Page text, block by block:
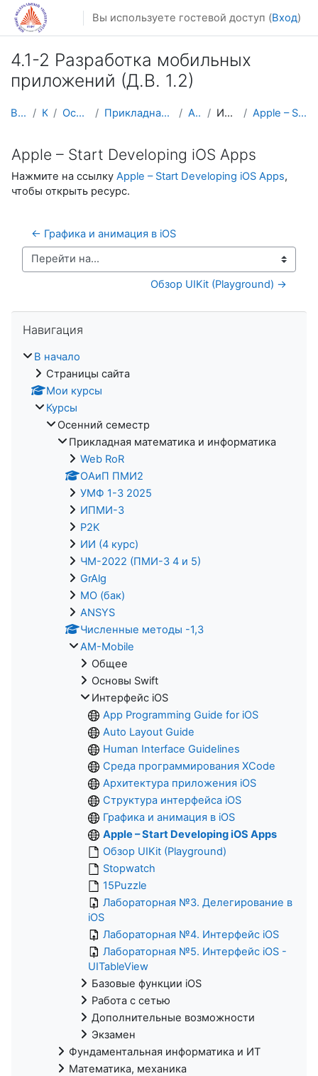
Перейти к основному содержанию
Вы используете гостевой доступ (Вход)
4.1-2 Разработка мобильных
приложений (Д.В. 1.2)
В начало Курсы Осенний семестр Прикладная математика и информатика AM-Mobile Интерфейс iOS Apple – Start Developing iOS Apps
Apple – Start Developing iOS Apps
Нажмите на ссылку Apple – Start Developing iOS Apps,
чтобы открыть ресурс.
← Графика и анимация в iOS
Перейти на...
Обзор UIKit (Playground) →
Навигация
В начало
Страницы сайта
Мои курсы
Курсы
Осенний семестр
Прикладная математика и информатика
Web RoR
ОАиП ПМИ2
УМФ 1-3 2025
ИПМИ-3
P2K
ИИ (4 курс)
ЧМ-2022 (ПМИ-3 4 и 5)
GrAlg
МО (бак)
ANSYS
Численные методы -1,3
AM-Mobile
Общее
Основы Swift
Интерфейс iOS
App Programming Guide for iOS
Auto Layout Guide
Human Interface Guidelines
Среда программирования XCode
Архитектура приложения iOS
Структура интерфейса iOS
Графика и анимация в iOS
Apple – Start Developing iOS Apps
Обзор UIKit (Playground)
Stopwatch
15Puzzle
Лабораторная №3. Делегирование в
iOS
Лабораторная №4. Интерфейс iOS
Лабораторная №5. Интерфейс iOS -
UITableView
Базовые функции iOS
Работа с сетью
Дополнительные возможности
Экзамен
Фундаментальная информатика и ИТ
Математика, механика